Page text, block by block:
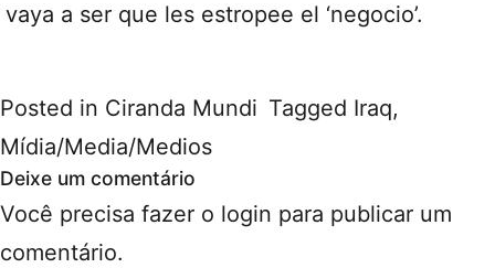
vaya a ser que les estropee el ‘negocio’.
Posted in Ciranda Mundi Tagged Iraq,
Mídia/Media/Medios
Deixe um comentário
Você precisa fazer o login para publicar um
comentário.